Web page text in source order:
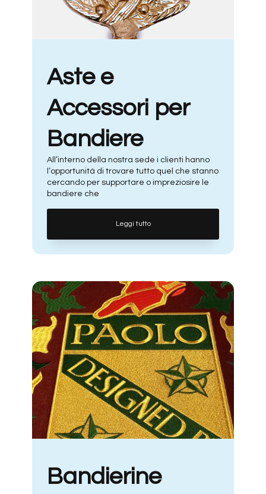
Aste e
Accessori per
Bandiere
All’interno della nostra sede i clienti hanno
l’opportunità di trovare tutto quel che stanno
cercando per supportare o impreziosire le
bandiere che
Leggi tutto
Bandierine